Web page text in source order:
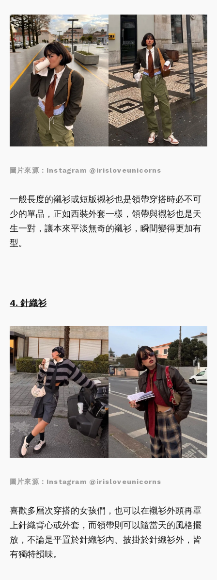
圖片來源：Instagram @irisloveunicorns
一般長度的襯衫或短版襯衫也是領帶穿搭時必不可
少的單品，正如西裝外套一樣，領帶與襯衫也是天
生一對，讓本來平淡無奇的襯衫，瞬間變得更加有
型。
4. 針織衫
圖片來源：Instagram @irisloveunicorns
喜歡多層次穿搭的女孩們，也可以在襯衫外頭再罩
上針織背心或外套，而領帶則可以隨當天的風格擺
放，不論是平置於針織衫內、披掛於針織衫外，皆
有獨特韻味。